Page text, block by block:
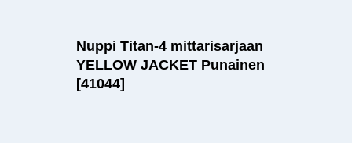
Nuppi Titan-4 mittarisarjaan
YELLOW JACKET Punainen
[41044]